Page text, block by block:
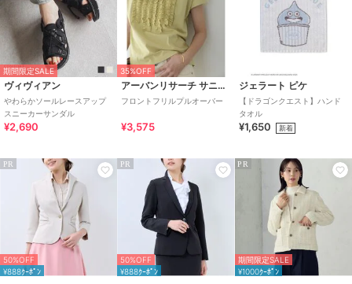
期間限定SALE
ヴィヴィアン
やわらかソールレースアップ
スニーカーサンダル
¥2,690
35%OFF
アーバンリサーチ サニーレーベル
フロントフリルプルオーバー
¥3,575
ジェラート ピケ
【ドラゴンクエスト】ハンド
タオル
¥1,650 新着
PR
50%OFF
¥888ｸｰﾎﾟﾝ
PR
50%OFF
¥888ｸｰﾎﾟﾝ
PR
期間限定SALE
¥1000ｸｰﾎﾟﾝ